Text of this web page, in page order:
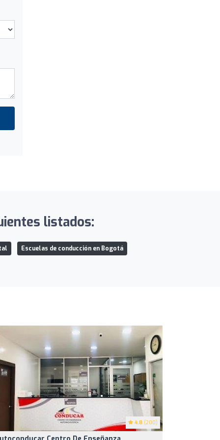
listados:
Escuelas de conducción en Bogotá
4.8 (200)